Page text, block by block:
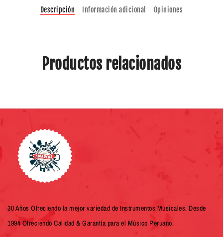
Descripción Información adicional Opiniones
Productos relacionados
30 Años Ofreciendo la mejor variedad de Instrumentos Musicales. Desde
1994 Ofreciendo Calidad & Garantía para el Músico Peruano.